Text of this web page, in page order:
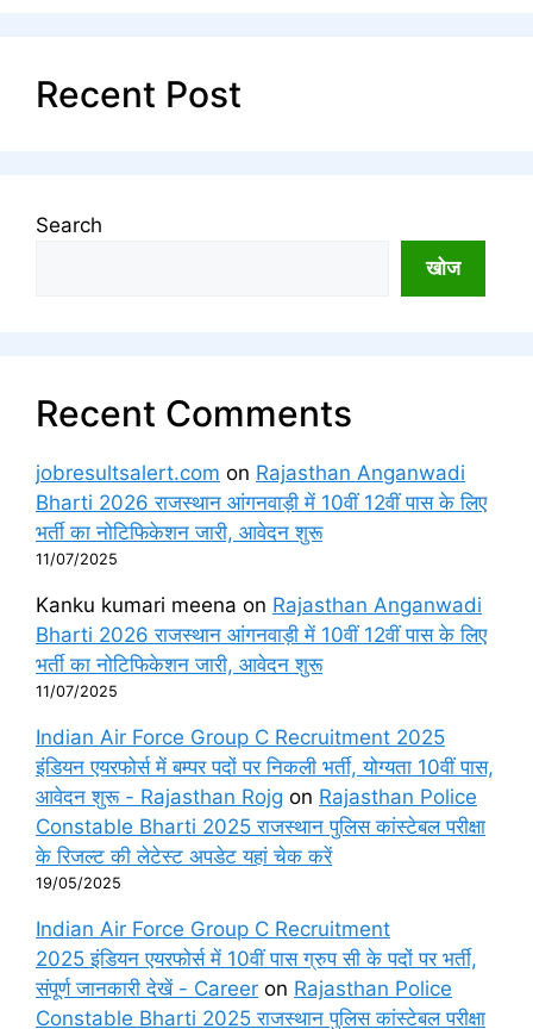
Recent Post
Search
खोज
Recent Comments
jobresultsalert.com on Rajasthan Anganwadi
Bharti 2026 राजस्थान आंगनवाड़ी में 10वीं 12वीं पास के लिए
भर्ती का नोटिफिकेशन जारी, आवेदन शुरू
11/07/2025
Kanku kumari meena on Rajasthan Anganwadi
Bharti 2026 राजस्थान आंगनवाड़ी में 10वीं 12वीं पास के लिए
भर्ती का नोटिफिकेशन जारी, आवेदन शुरू
11/07/2025
Indian Air Force Group C Recruitment 2025
इंडियन एयरफोर्स में बम्पर पदों पर निकली भर्ती, योग्यता 10वीं पास,
आवेदन शुरू - Rajasthan Rojg on Rajasthan Police
Constable Bharti 2025 राजस्थान पुलिस कांस्टेबल परीक्षा
के रिजल्ट की लेटेस्ट अपडेट यहां चेक करें
19/05/2025
Indian Air Force Group C Recruitment
2025 इंडियन एयरफोर्स में 10वीं पास ग्रुप सी के पदों पर भर्ती,
संपूर्ण जानकारी देखें - Career on Rajasthan Police
Constable Bharti 2025 राजस्थान पुलिस कांस्टेबल परीक्षा